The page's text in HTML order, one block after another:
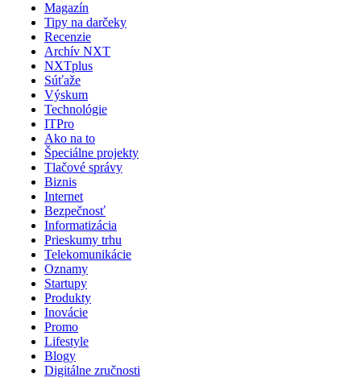
Magazín
Tipy na darčeky
Recenzie
Archív NXT
NXTplus
Súťaže
Výskum
Technológie
ITPro
Ako na to
Špeciálne projekty
Tlačové správy
Biznis
Internet
Bezpečnosť
Informatizácia
Prieskumy trhu
Telekomunikácie
Oznamy
Startupy
Produkty
Inovácie
Promo
Lifestyle
Blogy
Digitálne zručnosti